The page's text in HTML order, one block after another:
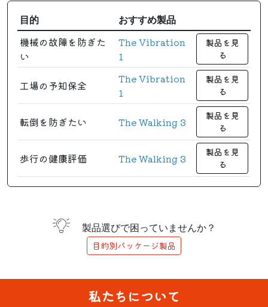
目的 おすすめ製品
機械の故障を防ぎた
い
The Vibration
1
製品を見
る
工場の予知保全
The Vibration
1
製品を見
る
転倒を防ぎたい The Walking 3
製品を見
る
歩行の健康評価 The Walking 3
製品を見
る
製品選びで困っていませんか？
目的別パッケージ製品
私たちについて